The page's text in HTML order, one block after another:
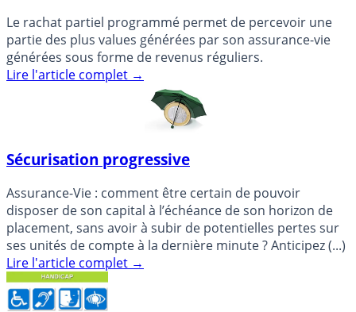
Le rachat partiel programmé permet de percevoir une
partie des plus values générées par son assurance-vie
générées sous forme de revenus réguliers.
Lire l'article complet →
Sécurisation progressive
Assurance-Vie : comment être certain de pouvoir
disposer de son capital à l’échéance de son horizon de
placement, sans avoir à subir de potentielles pertes sur
ses unités de compte à la dernière minute ? Anticipez (...)
Lire l'article complet →